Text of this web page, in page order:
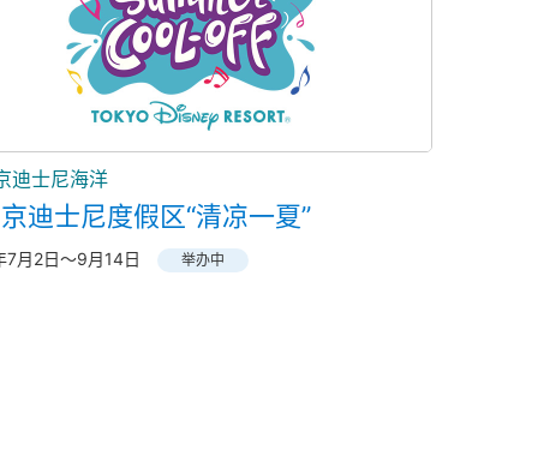
迪士尼海洋
迪士尼度假区“清凉一夏”
7月2日～9月14日 举办中